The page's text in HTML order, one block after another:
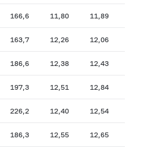
166,6 11,80 11,89
163,7 12,26 12,06
186,6 12,38 12,43
197,3 12,51 12,84
226,2 12,40 12,54
186,3 12,55 12,65